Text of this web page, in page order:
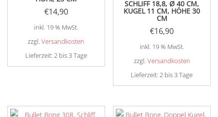
€14,90
inkl. 19 % MwSt.
zzgl.Versandkosten
Lieferzeit: 2 bis 3 Tage
SCHLIFF 18,8, Ø 40 CM,
KUGEL 11 CM, HÖHE 30
CM
€16,90
inkl. 19 % MwSt.
zzgl. Versandkosten
Lieferzeit:2 bis 3 Tage